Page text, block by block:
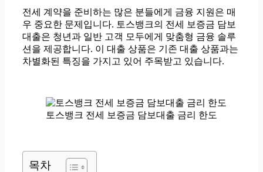
전세 계약을 준비하는 많은 분들에게 금융 지원은 매
우 중요한 문제입니다. 토스뱅크의 전세 보증금 담보
대출은 청년과 일반 고객 모두에게 맞춤형 금융 솔루
션을 제공합니다. 이 대출 상품은 기존 대출 상품과는
차별화된 특징을 가지고 있어 주목받고 있습니다.
토스뱅크 전세 보증금 담보대출 금리 한도
목차